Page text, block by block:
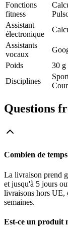
Fonctions
fitness
Assistant
électronique
Assistants
vocaux
Poids
30 g
Disciplines
Questions
Combien de
La livraison prend
et jusqu'à 5 jours
livraisons hors UE,
semaines.
Est-ce un produit